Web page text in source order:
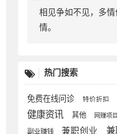
相见争如不见，多
情。
热门搜索
免费在线问诊 特价折扣
健康资讯 其他 网赚项目
副业赚钱
兼职创业 兼